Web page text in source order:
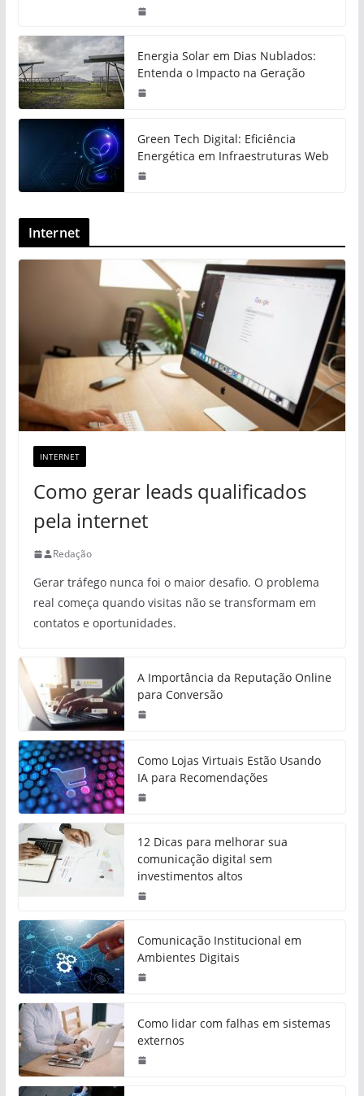
Energia Solar em Dias Nublados:
Entenda o Impacto na Geração
Green Tech Digital: Eficiência
Energética em Infraestruturas Web
Internet
INTERNET
Como gerar leads qualificados
pela internet
Redação
Gerar tráfego nunca foi o maior desafio. O problema
real começa quando visitas não se transformam em
contatos e oportunidades.
A Importância da Reputação Online
para Conversão
Como Lojas Virtuais Estão Usando
IA para Recomendações
12 Dicas para melhorar sua
comunicação digital sem
investimentos altos
Comunicação Institucional em
Ambientes Digitais
Como lidar com falhas em sistemas
externos